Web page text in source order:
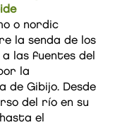
o nordic
la senda de los
las fuentes del
la
de Gibijo. Desde
del río en su
el